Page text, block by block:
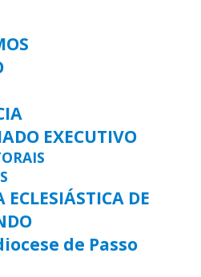
EXECUTIVO
ECLESIÁSTICA DE
de Passo